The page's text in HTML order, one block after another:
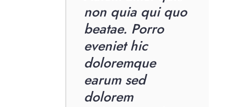
non quia qui quo
beatae. Porro
eveniet hic
doloremque
earum sed
dolorem